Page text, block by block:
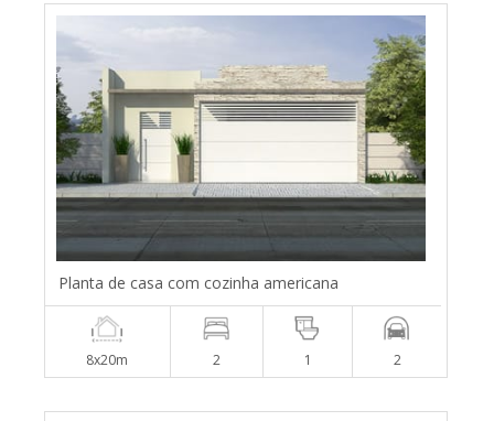
Planta de casa com cozinha americana
8x20m 2 1 2